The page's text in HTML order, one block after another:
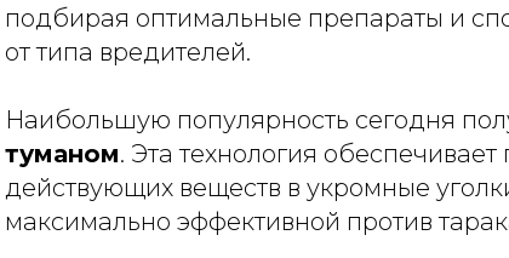
подбирая оптимальные препараты и
от типа вредителей.
Наибольшую популярность сегодня
туманом. Эта технология
действующих веществ в укромные
максимально эффективной против